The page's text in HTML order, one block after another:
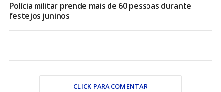
Polícia militar prende mais de 60 pessoas durante
festejos juninos
CLICK PARA COMENTAR